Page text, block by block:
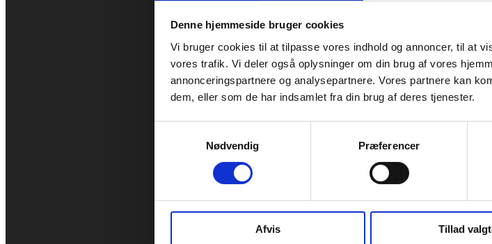
Denne hjemmeside bruger cookies
Vi bruger cookies til at tilpasse vores indhold og annoncer, til at
vores trafik. Vi deler også oplysninger om din brug af vores
annonceringspartnere og analysepartnere. Vores partnere kan
dem, eller som de har indsamlet fra din brug af deres tjenester.
Nødvendig
Præferencer
Afvis Tillad